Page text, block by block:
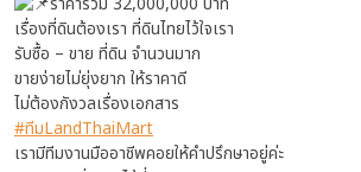
เรื่องที่ดินต้องเรา ที่ดินไทยไว้ใจเรา
รับซื้อ – ขาย ที่ดิน จำนวนมาก
ขายง่ายไม่ยุ่งยาก ให้ราคาดี
ไม่ต้องกังวลเรื่องเอกสาร
#ทีมLandThaiMart
เรามีทีมงานมืออาชีพคอยให้คำปรึกษาอยู่ค่ะ